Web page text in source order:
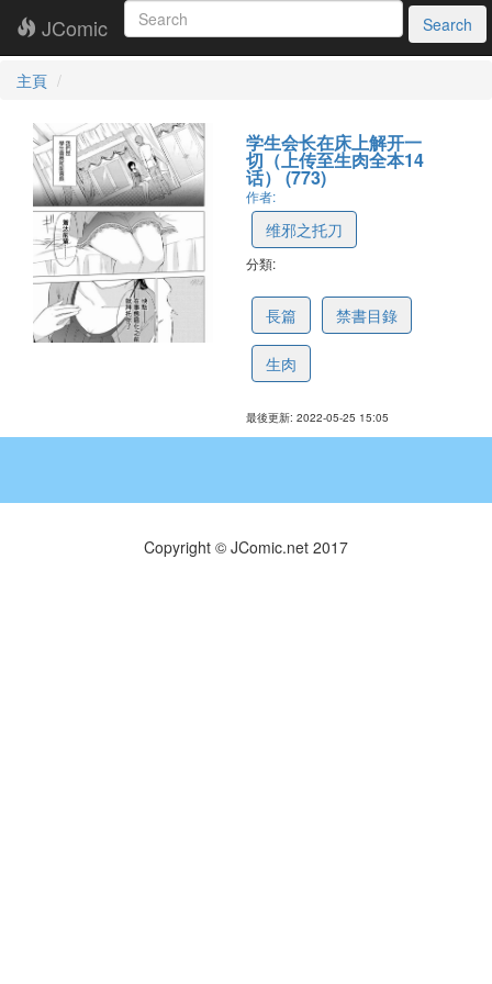
JComic Search
主頁
学生会长在床上解开一
切（上传至生肉全本14
话） (773)
作者:
维邪之托刀
分類:
長篇 禁書目錄
生肉
最後更新: 2022-05-25 15:05
Copyright © JComic.net 2017